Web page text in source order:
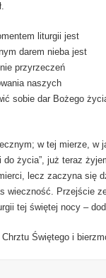
liturgii jest
darem nieba jest
przyrzeczeń
naszych
sobie dar Bożego
w tej mierze, w
życia”, już teraz
lecz zaczyna się
wieczność. Przejście
tej świętej nocy –
Świętego i